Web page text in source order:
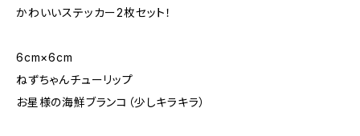
かわいいステッカー2枚セット！
6cm×6cm
ねずちゃんチューリップ
お星様の海鮮ブランコ（少しキラキラ）